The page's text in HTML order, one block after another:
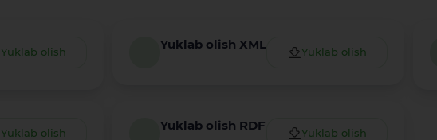
Yuklab olish
Yuklab olish XML
Yuklab olish
Yuklab olish
Yuklab olish RDF
Yuklab olish